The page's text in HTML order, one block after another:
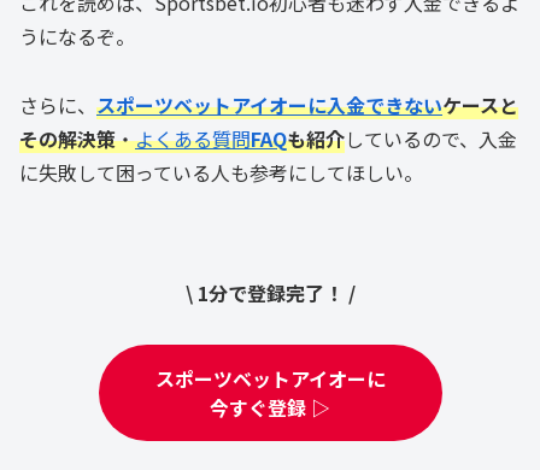
うになるぞ。
さらに、 スポーツベットアイオーに入金できないケースと
その解決策・よくある質問FAQも紹介しているので、入金
に失敗して困っている人も参考にしてほしい。
\ 1分で登録完了！ /
スポーツベットアイオーに
今すぐ登録 ▷